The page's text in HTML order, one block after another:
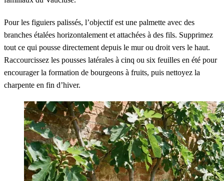
Pour les figuiers palissés, l’objectif est une palmette avec des
branches étalées horizontalement et attachées à des fils. Supprimez
tout ce qui pousse directement depuis le mur ou droit vers le haut.
Raccourcissez les pousses latérales à cinq ou six feuilles en été pour
encourager la formation de bourgeons à fruits, puis nettoyez la
charpente en fin d’hiver.